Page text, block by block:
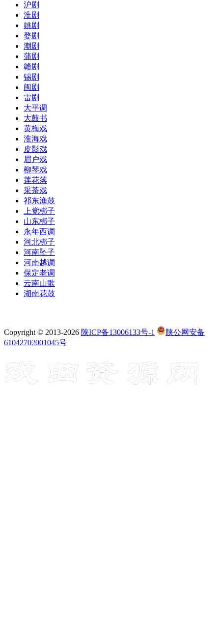
沪剧
淮剧
姚剧
婺剧
潮剧
蒲剧
赣剧
锡剧
闽剧
雷剧
大平调
大鼓书
黄梅戏
淮海戏
皮影戏
眉户戏
柳琴戏
莲花落
采茶戏
祁东渔鼓
上党梆子
山东梆子
永年西调
河北梆子
河南坠子
河南越调
保定老调
云南山歌
湖南花鼓
Copyright © 2013-2026 陕ICP备13006133号-1
陕公网安备
61042702001045号